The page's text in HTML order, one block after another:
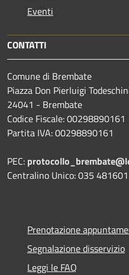
Eventi
CONTATTI
Comune di Brembate
Piazza Don Pierluigi
24041 - Brembate
Codice Fiscale: 00298890161
Partita IVA: 00298890161
PEC:
Centralino Unico: 035
Prenotazione
Segnalazione disservizio
Leggi le FAQ